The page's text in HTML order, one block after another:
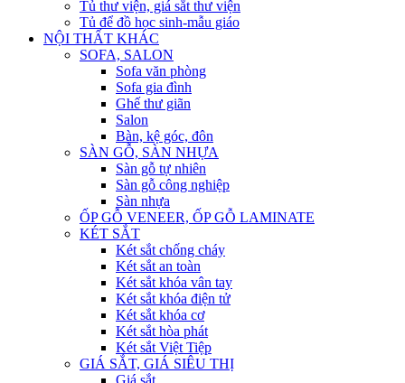
Tủ thư viện, giá sắt thư viện
Tủ để đồ học sinh-mẫu giáo
NỘI THẤT KHÁC
SOFA, SALON
Sofa văn phòng
Sofa gia đình
Ghế thư giãn
Salon
Bàn, kệ góc, đôn
SÀN GỖ, SÀN NHỰA
Sàn gỗ tự nhiên
Sàn gỗ công nghiệp
Sàn nhựa
ỐP GỖ VENEER, ỐP GỖ LAMINATE
KÉT SẮT
Két sắt chống cháy
Két sắt an toàn
Két sắt khóa vân tay
Két sắt khóa điện tử
Két sắt khóa cơ
Két sắt hòa phát
Két sắt Việt Tiệp
GIÁ SẮT, GIÁ SIÊU THỊ
Giá sắt